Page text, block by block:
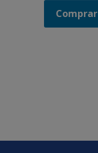
Comprar